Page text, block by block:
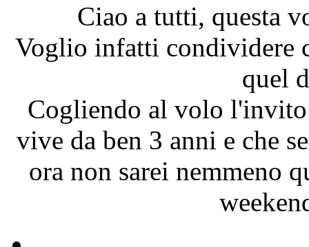
Ciao a tutti, questa
Voglio infatti condividere
quel
Cogliendo al volo
vive da ben 3 anni e che
ora non sarei nemmeno